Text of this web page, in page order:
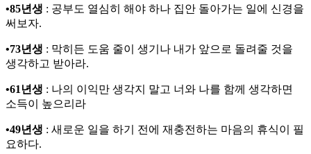
•85년생 : 공부도 열심히 해야 하나 집안 돌아가는 일에 신경을
써보자.
•73년생 : 막히든 도움 줄이 생기나 내가 앞으로 돌려줄 것을
생각하고 받아라.
•61년생 : 나의 이익만 생각지 말고 너와 나를 함께 생각하면
소득이 높으리라
•49년생 : 새로운 일을 하기 전에 재충전하는 마음의 휴식이 필
요하다.